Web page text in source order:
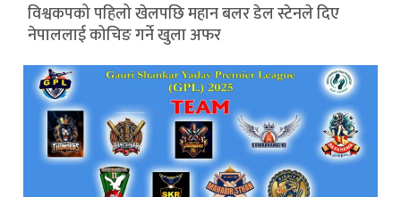
विश्वकपको पहिलो खेलपछि महान बलर डेल स्टेनले दिए
नेपाललाई कोचिङ गर्ने खुला अफर